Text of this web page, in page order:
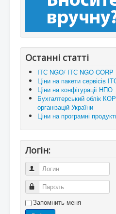
Останні статті
ІТС NGO/ ІТС NGO CORP
Ціни на пакети сервісів
Ціни на конфігурації НПО
Бухгалтерський облік
організацій України
Ціни на програмні
Логін:
Логин
Пароль
Запомнить меня